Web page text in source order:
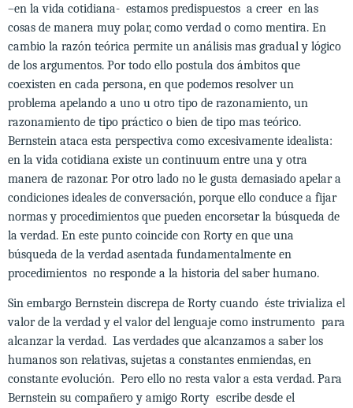
–en la vida cotidiana- estamos predispuestos a creer en las
cosas de manera muy polar, como verdad o como mentira. En
cambio la razón teórica permite un análisis mas gradual y lógico
de los argumentos. Por todo ello postula dos ámbitos que
coexisten en cada persona, en que podemos resolver un
problema apelando a uno u otro tipo de razonamiento, un
razonamiento de tipo práctico o bien de tipo mas teórico.
Bernstein ataca esta perspectiva como excesivamente idealista:
en la vida cotidiana existe un continuum entre una y otra
manera de razonar. Por otro lado no le gusta demasiado apelar a
condiciones ideales de conversación, porque ello conduce a fijar
normas y procedimientos que pueden encorsetar la búsqueda de
la verdad. En este punto coincide con Rorty en que una
búsqueda de la verdad asentada fundamentalmente en
procedimientos no responde a la historia del saber humano.
Sin embargo Bernstein discrepa de Rorty cuando éste trivializa el
valor de la verdad y el valor del lenguaje como instrumento para
alcanzar la verdad. Las verdades que alcanzamos a saber los
humanos son relativas, sujetas a constantes enmiendas, en
constante evolución. Pero ello no resta valor a esta verdad. Para
Bernstein su compañero y amigo Rorty escribe desde el